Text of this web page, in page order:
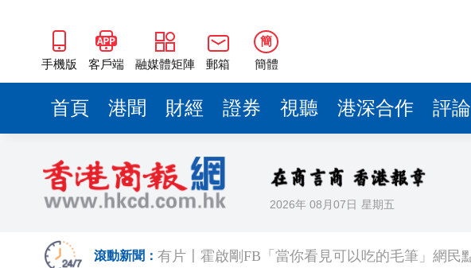
手機版 客戶端 融媒體矩陣 郵箱
簡
簡體
首頁 港聞 財經 證券 視聽 港深合作 評論
2026年 08月07日 星期五
滾動新聞： 【新股最前線】拿森科技上市首日早盤漲逾七成